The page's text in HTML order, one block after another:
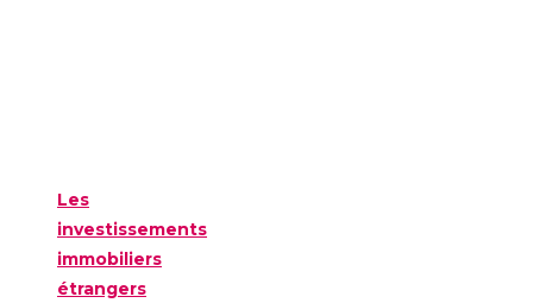
Les
investissements
immobiliers
étrangers